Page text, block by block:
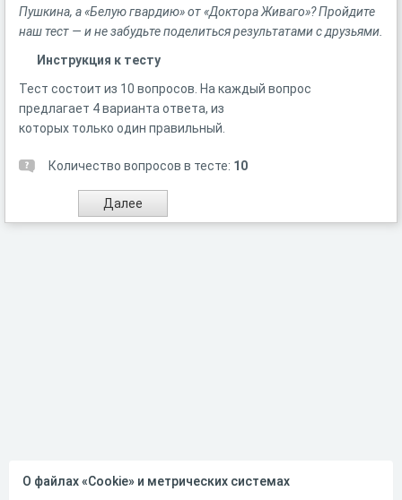
Пушкина, а «Белую гвардию» от «Доктора Живаго»? Пройдите
наш тест — и не забудьте поделиться результатами с друзьями.
Инструкция к тесту
Тест состоит из 10 вопросов. На каждый вопрос
предлагает 4 варианта ответа, из
которых только один правильный.
Количество вопросов в тесте: 10
О файлах «Cookie» и метрических системах